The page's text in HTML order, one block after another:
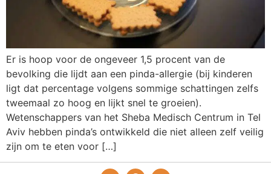
Er is hoop voor de ongeveer 1,5 procent van de
bevolking die lijdt aan een pinda-allergie (bij kinderen
ligt dat percentage volgens sommige schattingen zelfs
tweemaal zo hoog en lijkt snel te groeien).
Wetenschappers van het Sheba Medisch Centrum in Tel
Aviv hebben pinda’s ontwikkeld die niet alleen zelf veilig
zijn om te eten voor […]